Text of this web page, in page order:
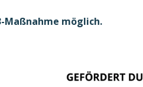
Maßnahme möglich.